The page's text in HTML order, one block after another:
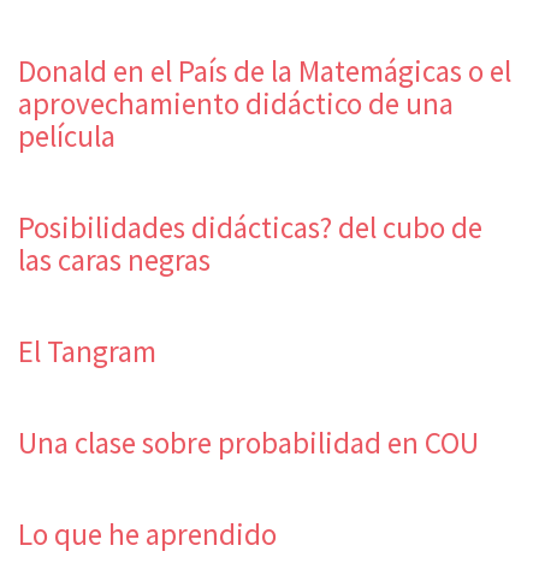
Donald en el País de la Matemágicas o el
aprovechamiento didáctico de una
película
Posibilidades didácticas? del cubo de
las caras negras
El Tangram
Una clase sobre probabilidad en COU
Lo que he aprendido